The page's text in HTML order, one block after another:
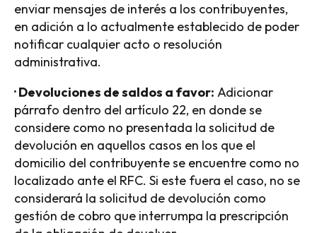
enviar mensajes de interés a los contribuyentes,
en adición a lo actualmente establecido de poder
notificar cualquier acto o resolución
administrativa.
· Devoluciones de saldos a favor: Adicionar
párrafo dentro del artículo 22, en donde se
considere como no presentada la solicitud de
devolución en aquellos casos en los que el
domicilio del contribuyente se encuentre como no
localizado ante el RFC. Si este fuera el caso, no se
considerará la solicitud de devolución como
gestión de cobro que interrumpa la prescripción